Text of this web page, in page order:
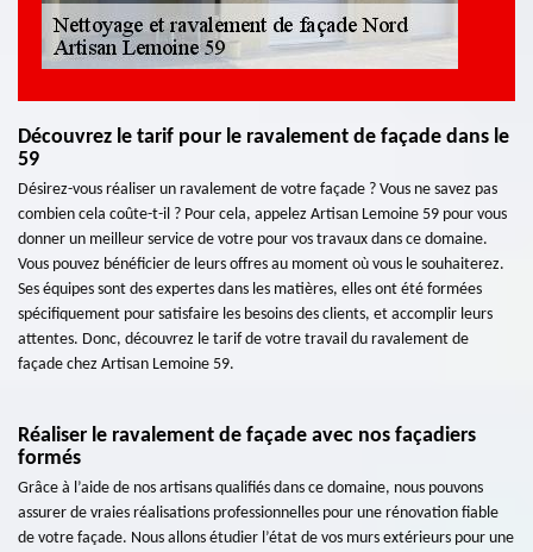
Découvrez le tarif pour le ravalement de façade dans le
59
Désirez-vous réaliser un ravalement de votre façade ? Vous ne savez pas
combien cela coûte-t-il ? Pour cela, appelez Artisan Lemoine 59 pour vous
donner un meilleur service de votre pour vos travaux dans ce domaine.
Vous pouvez bénéficier de leurs offres au moment où vous le souhaiterez.
Ses équipes sont des expertes dans les matières, elles ont été formées
spécifiquement pour satisfaire les besoins des clients, et accomplir leurs
attentes. Donc, découvrez le tarif de votre travail du ravalement de
façade chez Artisan Lemoine 59.
Réaliser le ravalement de façade avec nos façadiers
formés
Grâce à l’aide de nos artisans qualifiés dans ce domaine, nous pouvons
assurer de vraies réalisations professionnelles pour une rénovation fiable
de votre façade. Nous allons étudier l’état de vos murs extérieurs pour une